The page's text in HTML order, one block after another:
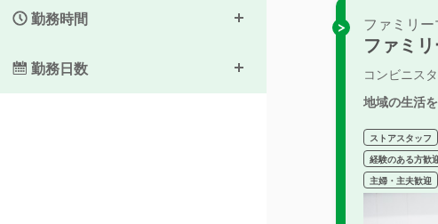
ファミリ
ファミ
コンビニス
地域の生活
ストアスタッフ
経験のある方歓
主婦・主夫歓迎
勤務時間
勤務日数